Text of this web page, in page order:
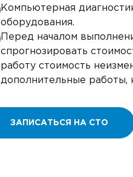
Компьютерная
оборудования.
Перед началом
спрогнозировать
работу стоимость
дополнительные работы,
ЗАПИСАТЬСЯ НА СТО